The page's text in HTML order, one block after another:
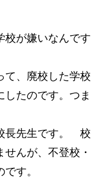
校が嫌いなんです
て、廃校した学校
したのです。つま
長先生です。 校
んが、不登校・
す。